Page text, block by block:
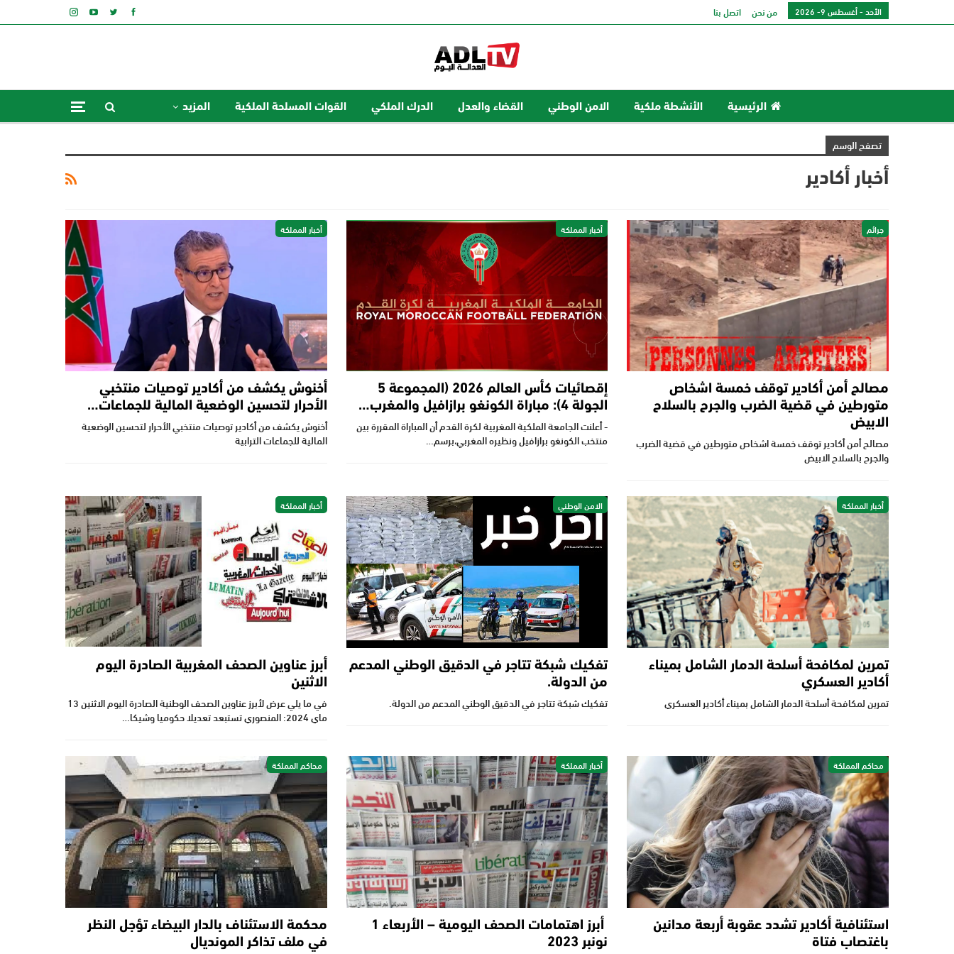
الأحد - أغسطس 9- 2026 من نحن اتصل بنا
الرئيسية الأنشطة ملكية الامن الوطني القضاء والعدل الدرك الملكي القوات المسلحة الملكية المزيد
تصفح الوسم
أخبار أكادير
جرائم
مصالح أمن أكادير توقف خمسة اشخاص
متورطين في قضية الضرب والجرح بالسلاح
الابيض
مصالح أمن أكادير توقف خمسة اشخاص متورطين في قضية الضرب
والجرح بالسلاح الابيض
أخبار المملكة
إقصائيات كأس العالم 2026 (المجموعة 5
الجولة 4): مباراة الكونغو برازافيل والمغرب…
- أعلنت الجامعة الملكية المغربية لكرة القدم أن المباراة المقررة بين
منتخب الكونغو برازافيل ونظيره المغربي،برسم…
أخبار المملكة
أخنوش يكشف من أكادير توصيات منتخبي
الأحرار لتحسين الوضعية المالية للجماعات…
أخنوش يكشف من أكادير توصيات منتخبي الأحرار لتحسين الوضعية
المالية للجماعات الترابية
أخبار المملكة
تمرين لمكافحة أسلحة الدمار الشامل بميناء
أكادير العسكري
تمرين لمكافحة أسلحة الدمار الشامل بميناء أكادير العسكري
الامن الوطني
تفكيك شبكة تتاجر في الدقيق الوطني المدعم
من الدولة.
تفكيك شبكة تتاجر في الدقيق الوطني المدعم من الدولة.
أخبار المملكة
أبرز عناوين الصحف المغربية الصادرة اليوم
الاثنين
في ما يلي عرض لأبرز عناوين الصحف الوطنية الصادرة اليوم الاثنين 13
ماي 2024: المنصوري تستبعد تعديلا حكوميا وشيكا…
محاكم المملكة
استئنافية أكادير تشدد عقوبة أربعة مدانين
باغتصاب فتاة
أخبار المملكة
أبرز اهتمامات الصحف اليومية – الأربعاء 1
نونبر 2023
محاكم المملكة
محكمة الاستئناف بالدار البيضاء تؤجل النظر
في ملف تذاكر المونديال